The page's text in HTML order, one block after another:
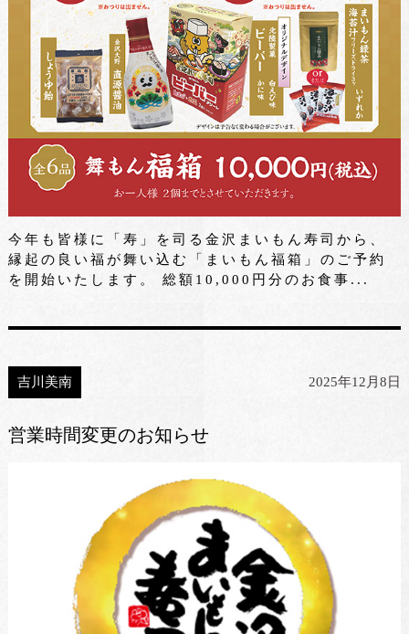
今年も皆様に「寿」を司る金沢まいもん寿司から、
縁起の良い福が舞い込む「まいもん福箱」のご予約
を開始いたします。 総額10,000円分のお食事...
吉川美南 2025年12月8日
営業時間変更のお知らせ